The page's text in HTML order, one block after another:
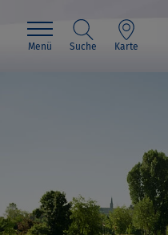
Menü Suche Karte